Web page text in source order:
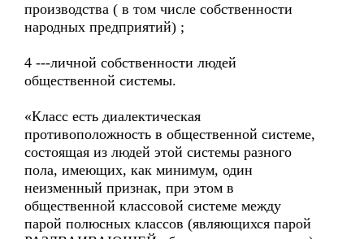
производства ( в том числе собственности
народных предприятий) ;
4 ---личной собственности людей
общественной системы.
«Класс есть диалектическая
противоположность в общественной системе,
состоящая из людей этой системы разного
пола, имеющих, как минимум, один
неизменный признак, при этом в
общественной классовой системе между
парой полюсных классов (являющихся парой